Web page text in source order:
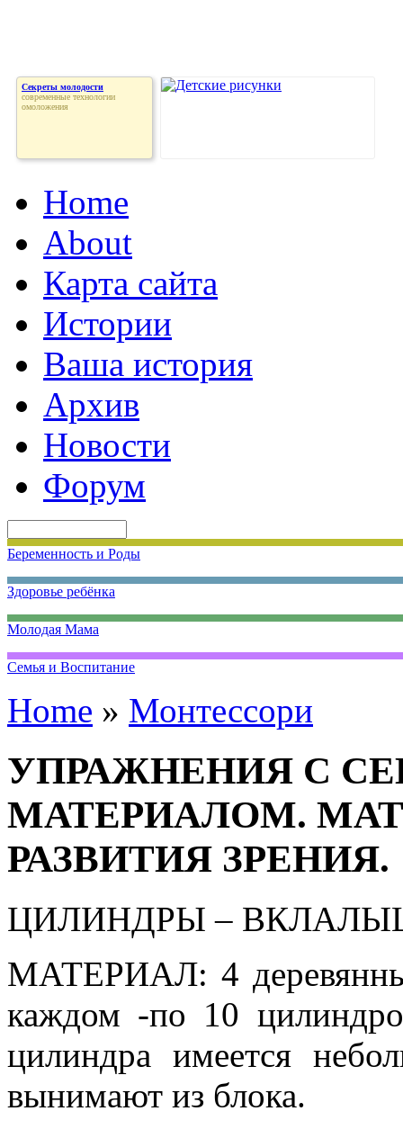
Секреты молодости
современные технологии
омоложения
Home
About
Карта сайта
Истории
Ваша история
Архив
Новости
Форум
Беременность и Роды
Здоровье ребёнка
Молодая Мама
Семья и Воспитание
Home » Монтессори
УПРАЖНЕНИЯ С
МАТЕРИАЛОМ.
РАЗВИТИЯ ЗРЕНИЯ.
ЦИЛИНДРЫ –
МАТЕРИАЛ: 4
каждом -по 10
цилиндра имеется
вынимают из блока.